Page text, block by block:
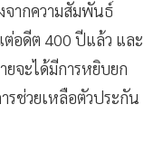
จากความสัมพันธ์
อดีต 400 ปีแล้ว และ
ยจะได้มีการหยิบยก
รช่วยเหลือตัวประกัน